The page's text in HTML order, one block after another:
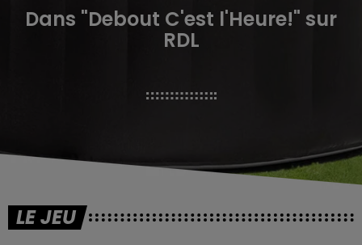
Dans "Debout C'est l'Heure!" sur
RDL
LE JEU